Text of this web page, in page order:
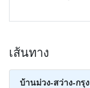
เส้นทาง
บ้านม่วง-สว่าง-กรุ